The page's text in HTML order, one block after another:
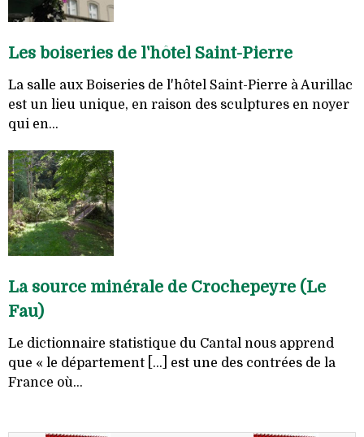
Les boiseries de l'hôtel Saint-Pierre
La salle aux Boiseries de l'hôtel Saint-Pierre à Aurillac
est un lieu unique, en raison des sculptures en noyer
qui en...
La source minérale de Crochepeyre (Le
Fau)
Le dictionnaire statistique du Cantal nous apprend
que « le département [...] est une des contrées de la
France où...